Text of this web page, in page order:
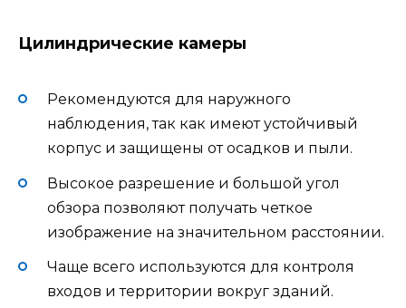
Цилиндрические камеры
Рекомендуются для наружного
наблюдения, так как имеют устойчивый
корпус и защищены от осадков и пыли.
Высокое разрешение и большой угол
обзора позволяют получать четкое
изображение на значительном расстоянии.
Чаще всего используются для контроля
входов и территории вокруг зданий.